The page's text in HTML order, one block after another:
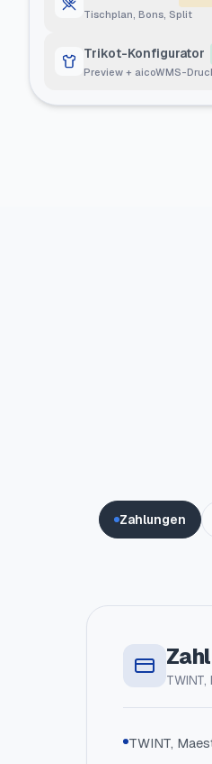
Tischplan, Bons, Split
Trikot-Konfigurator
Preview + aicoWMS-
Zahlungen
TWINT,